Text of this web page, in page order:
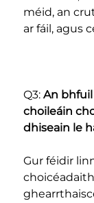
méid, an
ar fáil, agus
Q3: An
choileáin
dhiseain le
Gur féidir